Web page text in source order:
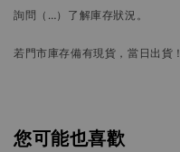
詢問 （…） 了解庫存狀況。
若門市庫存備有現貨，當日出貨！
您可能也喜歡